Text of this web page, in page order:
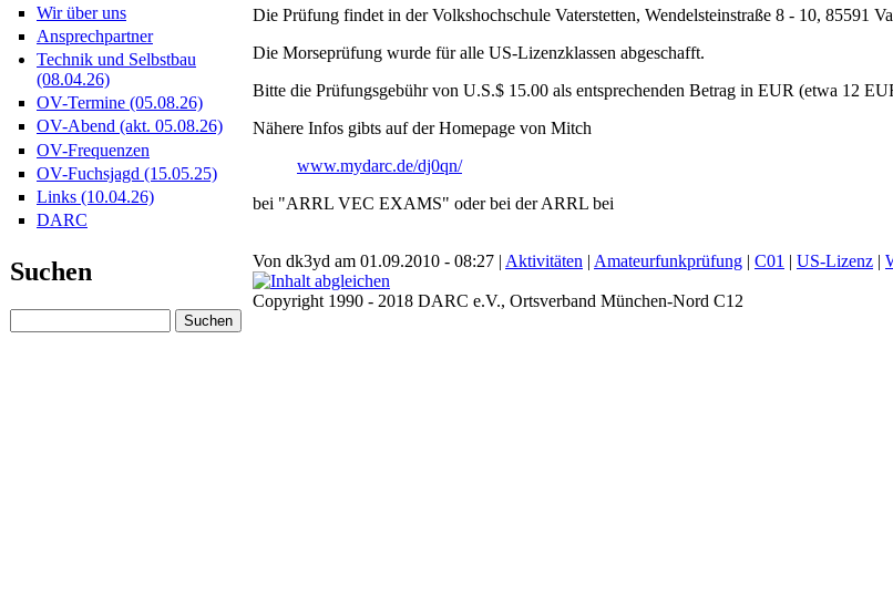
Wir über uns
Ansprechpartner
Technik und Selbstbau
(08.04.26)
OV-Termine (05.08.26)
OV-Abend (akt. 05.08.26)
OV-Frequenzen
OV-Fuchsjagd (15.05.25)
Links (10.04.26)
DARC
Suchen
Die Prüfung findet in der Volkshochschule Vaterstetten, Wendelsteinstraße 8 - 10, 85591
Die Morseprüfung wurde für alle US-Lizenzklassen abgeschafft.
Bitte die Prüfungsgebühr von U.S.$ 15.00 als entsprechenden Betrag in EUR (etwa 12
Nähere Infos gibts auf der Homepage von Mitch
www.mydarc.de/dj0qn/
bei "ARRL VEC EXAMS" oder bei der ARRL bei
Von dk3yd am 01.09.2010 - 08:27 | Aktivitäten | Amateurfunkprüfung | C01 | US-Lizenz |
Copyright 1990 - 2018 DARC e.V., Ortsverband München-Nord C12